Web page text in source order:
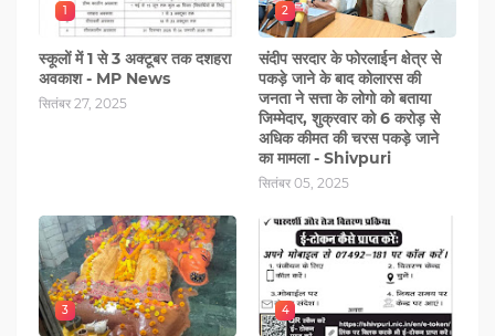
1
स्कूलों में 1 से 3 अक्टूबर तक दशहरा
अवकाश - MP News
सितंबर 27, 2025
2
संदीप सरदार के फोरलाईन क्षेत्र से
पकड़े जाने के बाद कोलारस की
जनता ने सत्ता के लोगो को बताया
जिम्मेदार, शुक्रवार को 6 करोड़ से
अधिक कीमत की चरस पकड़े जाने
का मामला - Shivpuri
सितंबर 05, 2025
3 4